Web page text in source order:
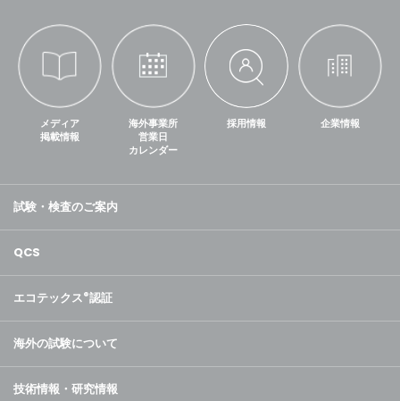
メディア
掲載情報
海外事業所
営業日
カレンダー
採用情報 企業情報
試験・検査のご案内
QCS
エコテックス®認証
海外の試験について
技術情報・研究情報